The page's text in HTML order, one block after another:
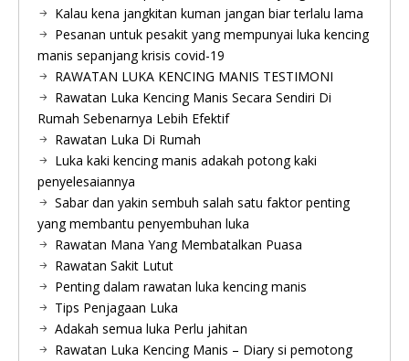
Kalau kena jangkitan kuman jangan biar terlalu lama
Pesanan untuk pesakit yang mempunyai luka kencing
manis sepanjang krisis covid-19
RAWATAN LUKA KENCING MANIS TESTIMONI
Rawatan Luka Kencing Manis Secara Sendiri Di
Rumah Sebenarnya Lebih Efektif
Rawatan Luka Di Rumah
Luka kaki kencing manis adakah potong kaki
penyelesaiannya
Sabar dan yakin sembuh salah satu faktor penting
yang membantu penyembuhan luka
Rawatan Mana Yang Membatalkan Puasa
Rawatan Sakit Lutut
Penting dalam rawatan luka kencing manis
Tips Penjagaan Luka
Adakah semua luka Perlu jahitan
Rawatan Luka Kencing Manis – Diary si pemotong